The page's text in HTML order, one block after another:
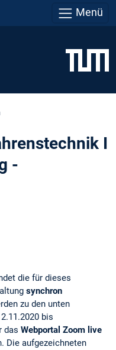
Menü
I
-
die für dieses
synchron
zu den unten
bis
das Webportal Zoom live
Die aufgezeichneten